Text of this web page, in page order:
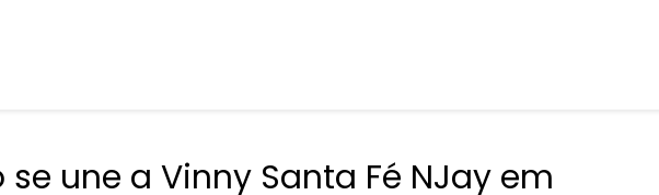
une a Vinny Santa Fé NJay em